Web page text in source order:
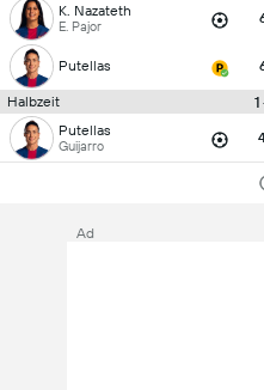
K. Nazateth
E. Pajor
Putellas
Halbzeit
Putellas
Guijarro
Ad